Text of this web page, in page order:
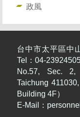
政風
台中市太平區中
Tel：04-
No.57, Sec. 2,
Taichung
Building 4F）
E-Mail：